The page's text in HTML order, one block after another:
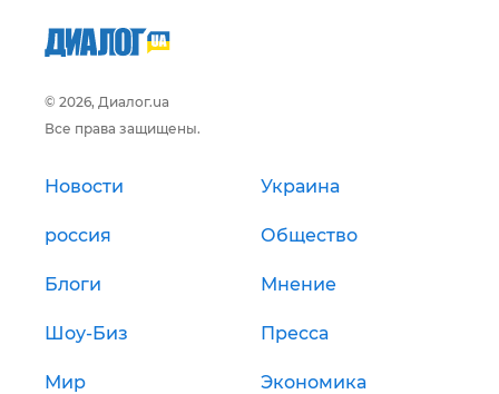
© 2026, Диалог.ua
Все права защищены.
Новости Украина
россия Общество
Блоги Мнение
Шоу-Биз Пресса
Мир Экономика